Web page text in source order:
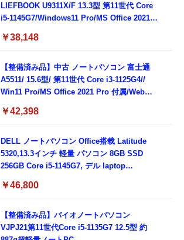
LIEFBOOK U9311X/F 13.3型 第11世代 Core
i5-1145G7/Windows11 Pro/MS Office 2021搭
Type-C/360度回転対応/有線静音マウス付
8GB,SSD256GB)
￥38,148
【整備済み品】中古 ノートパソコン 富士通
A5511/ 15.6型/ 第11世代 Core i3-1125G4//
Win11 Pro/MS Office 2021 Pro 付属/Webカ
3.0)/ 有線静音マウス付属/ 180日保証（メモリ
￥42,398
DELL ノートパソコン Office搭载 Latitude
5320,13.3インチ 軽量 パソコン 8GB SSD
256GB Core i5-1145G7, デル laptop
ド付き (整備済み品)
￥46,800
【整備済み品】バイオノートパソコン
VJPJ21第11世代Core i5-1135G7 12.5型 約